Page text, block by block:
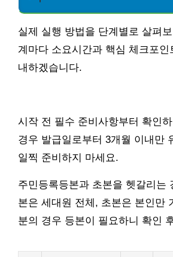
실제 실행 방법을 단계별로 살펴
계마다 소요시간과 핵심 체크포
내하겠습니다.
시작 전 필수 준비사항부터 확인
경우 발급일로부터 3개월 이내만
일찍 준비하지 마세요.
주민등록등본과 초본을 헷갈리는
본은 세대원 전체, 초본은 본인만
분의 경우 등본이 필요하니 확인